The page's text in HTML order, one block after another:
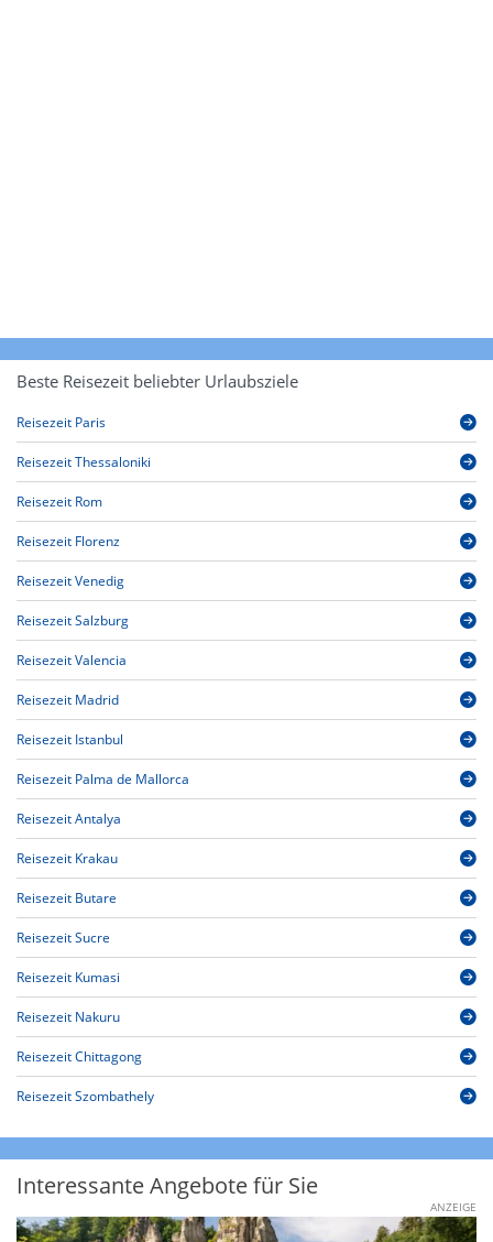
Beste Reisezeit beliebter Urlaubsziele
Reisezeit Paris
Reisezeit Thessaloniki
Reisezeit Rom
Reisezeit Florenz
Reisezeit Venedig
Reisezeit Salzburg
Reisezeit Valencia
Reisezeit Madrid
Reisezeit Istanbul
Reisezeit Palma de Mallorca
Reisezeit Antalya
Reisezeit Krakau
Reisezeit Butare
Reisezeit Sucre
Reisezeit Kumasi
Reisezeit Nakuru
Reisezeit Chittagong
Reisezeit Szombathely
Interessante Angebote für Sie
ANZEIGE